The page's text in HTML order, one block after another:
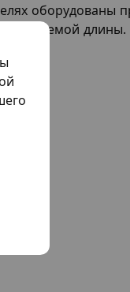
оборудованы
длины.